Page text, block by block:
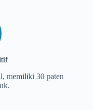
memiliki 30 paten